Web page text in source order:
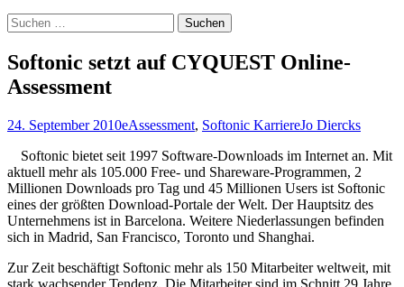
Suchen
nach:
Softonic setzt auf CYQUEST Online-
Assessment
24. September 2010eAssessment, Softonic KarriereJo Diercks
Softonic bietet seit 1997 Software-Downloads im Internet an. Mit
aktuell mehr als 105.000 Free- und Shareware-Programmen, 2
Millionen Downloads pro Tag und 45 Millionen Users ist Softonic
eines der größten Download-Portale der Welt. Der Hauptsitz des
Unternehmens ist in Barcelona. Weitere Niederlassungen befinden
sich in Madrid, San Francisco, Toronto und Shanghai.
Zur Zeit beschäftigt Softonic mehr als 150 Mitarbeiter weltweit, mit
stark wachsender Tendenz. Die Mitarbeiter sind im Schnitt 29 Jahre